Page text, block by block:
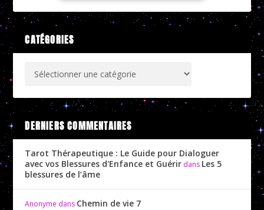
CATÉGORIES
DERNIERS COMMENTAIRES
Tarot Thérapeutique : Le Guide pour Dialoguer
avec vos Blessures d'Enfance et Guérir dans Les 5
blessures de l’âme
Anonyme dans Chemin de vie 7